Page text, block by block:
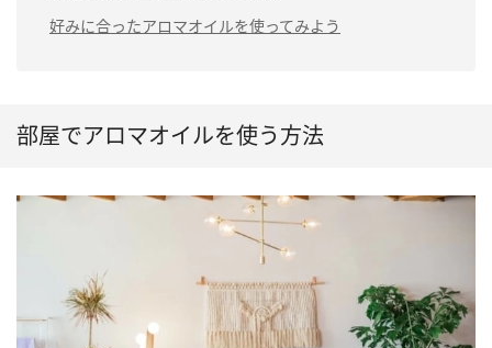
好みに合ったアロマオイルを使ってみよう
部屋でアロマオイルを使う方法